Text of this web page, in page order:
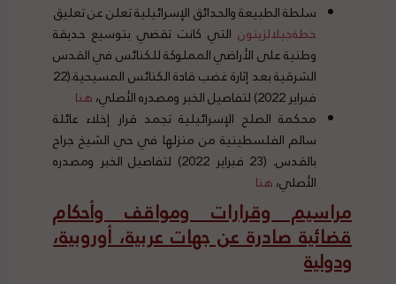
سلطة الطبيعة والحدائق الإسرائيلية تعلن عن تعليق
خطةجبلالزيتون التي كانت تقضي بتوسيع حديقة
وطنية على الأراضي المملوكة للكنائس في القدس
الشرقية بعد إثارة غضب قادة الكنائس المسيحية.(22
فبراير 2022) لتفاصيل الخبر ومصدره الأصلي،
هنا
محكمة الصلح الإسرائيلية تجمد قرار إخلاء عائلة
سالم الفلسطينية من منزلها في حي الشيخ جراح
بالقدس. (23 فبراير 2022) لتفاصيل الخبر ومصدره
الأصلي،هنا
مراسيم وقرارات ومواقف وأحكام
قضائية صادرة عن جهات عربية، أوروبية،
ودولية